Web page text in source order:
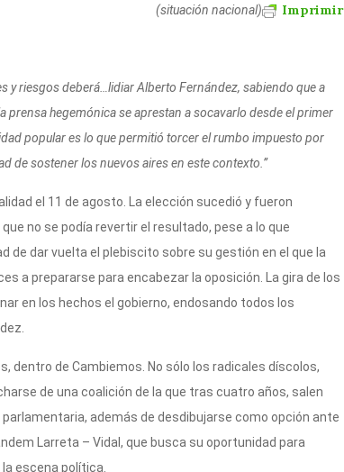
Imprimir
(situación nacional)
y riesgos deberá…lidiar Alberto Fernández, sabiendo que a
prensa hegemónica se aprestan a socavarlo desde el primer
popular es lo que permitió torcer el rumbo impuesto por
de sostener los nuevos aires en este contexto.”
el 11 de agosto. La elección sucedió y fueron
no se podía revertir el resultado, pese a lo que
de dar vuelta el plebiscito sobre su gestión en el que la
a prepararse para encabezar la oposición. La gira de los
en los hechos el gobierno, endosando todos los
dentro de Cambiemos. No sólo los radicales díscolos,
de una coalición de la que tras cuatro años, salen
además de desdibujarse como opción ante
Larreta – Vidal, que busca su oportunidad para
escena política.